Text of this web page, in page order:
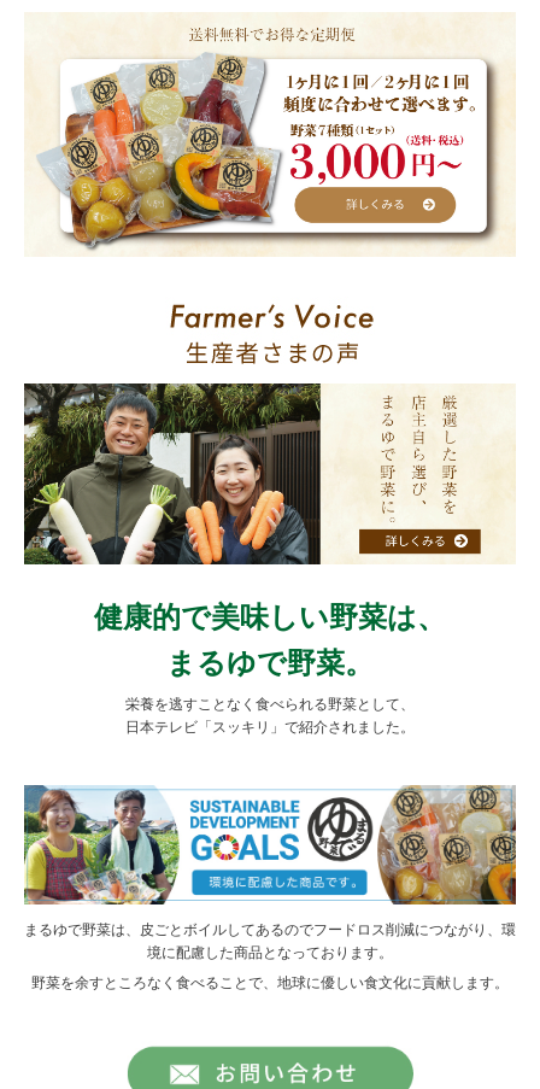
健康的で美味しい野菜は、
まるゆで野菜。
栄養を逃すことなく食べられる野菜として、
日本テレビ「スッキリ」で紹介されました。
まるゆで野菜は、皮ごとボイルしてあるのでフードロス削減につながり、環
境に配慮した商品となっております。
野菜を余すところなく食べることで、地球に優しい食文化に貢献します。